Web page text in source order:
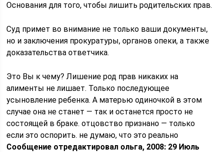
Основания для того, чтобы лишить родительских прав.
Суд примет во внимание не только ваши документы,
но и заключения прокуратуры, органов опеки, а также
доказательства ответчика.
Это Вы к чему? Лишение род прав никаких на
алименты не лишает. Только последующее
усыновление ребенка. А матерью одиночкой в этом
случае она не станет — так и останется просто не
состоящей в браке. отцовство признано — только
если это оспорить. не думаю, что это реально
Сообщение отредактировал ольга, 2008: 29 Июль